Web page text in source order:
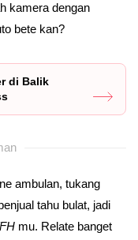
kamera dengan
bete kan?
di Balik
ambulan, tukang
tahu bulat, jadi
mu. Relate banget